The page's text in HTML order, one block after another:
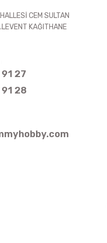
CEM SULTAN
KAĞITHANE
27
28